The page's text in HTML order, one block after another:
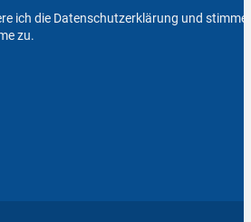
ich die Datenschutzerklärung und
zu.